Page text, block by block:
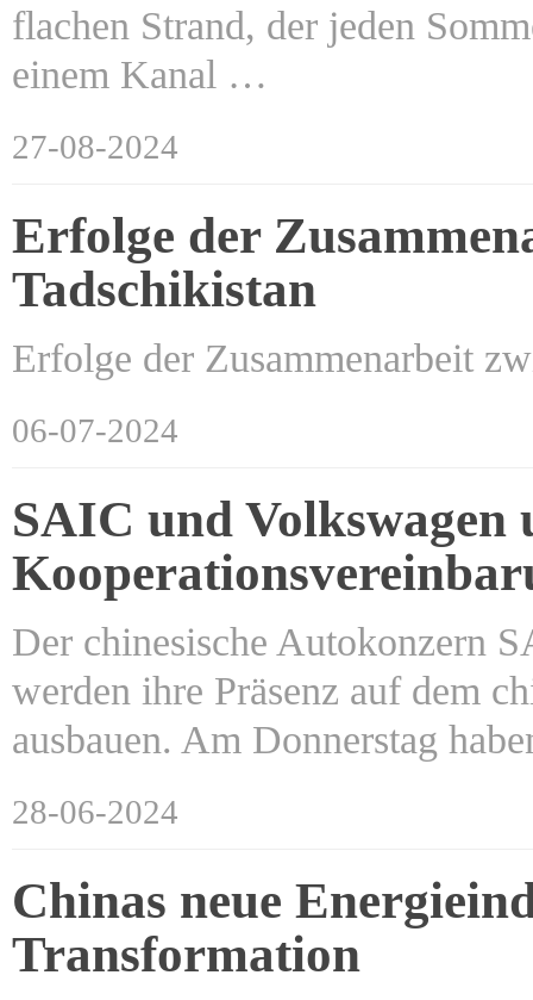
flachen Strand, der jeden
einem Kanal …
27-08-2024
Erfolge der
Tadschikistan
Erfolge der Zusammenarbeit
06-07-2024
SAIC und Volkswagen
Der chinesische Autokonzern
werden ihre Präsenz auf dem
ausbauen. Am Donnerstag
28-06-2024
Chinas neue
Transformation